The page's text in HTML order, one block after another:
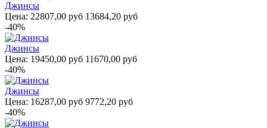
Джинсы
Цена: 22807,00 руб 13684,20 руб
-40%
Джинсы
Цена: 19450,00 руб 11670,00 руб
-40%
Джинсы
Цена: 16287,00 руб 9772,20 руб
-40%